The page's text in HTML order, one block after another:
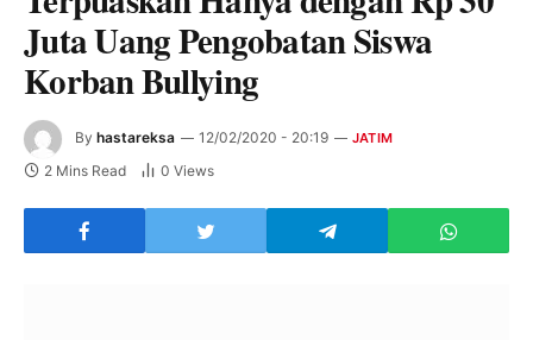
Juta Uang Pengobatan Siswa
Korban Bullying
By hastareksa 12/02/2020 - 20:19 JATIM
2 Mins Read 0 Views